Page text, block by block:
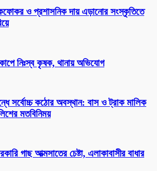
ও প্রশাসনিক দায় এড়ানোর সংস্কৃতিতে
নিঃস্ব কৃষক, থানায় অভিযোগ
সর্বোচ্চ কঠোর অবস্থান: বাস ও ট্রাক মালিক
মতবিনিময়
গাছ আত্মসাতের চেষ্টা, এলাকাবাসীর বাধার